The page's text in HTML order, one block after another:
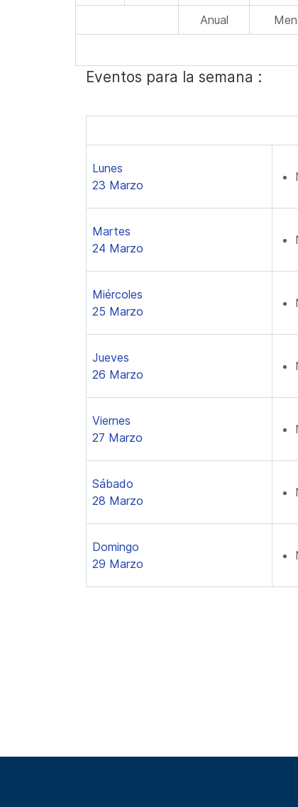
Anual
Eventos para la semana :
Lunes
23 Marzo
Martes
24 Marzo
Miércoles
25 Marzo
Jueves
26 Marzo
Viernes
27 Marzo
Sábado
28 Marzo
Domingo
29 Marzo